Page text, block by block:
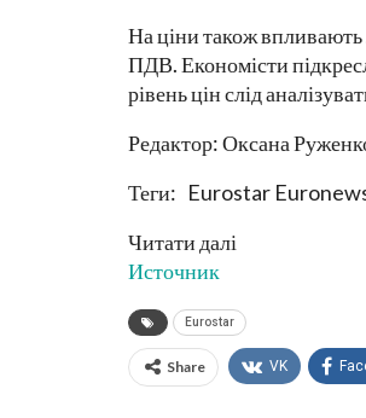
На ціни також впливають
ПДВ. Економісти
рівень цін слід
Редактор: Оксана
Теги: Eurostar
Читати далі
Источник
Eurostar
Share VK